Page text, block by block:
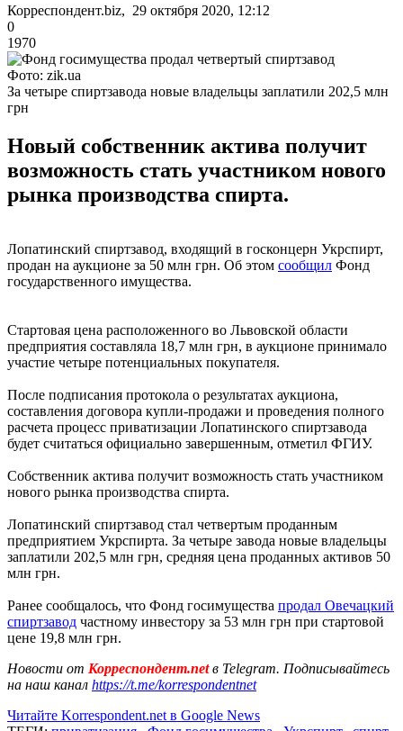
Корреспондент.biz, 29 октября 2020, 12:12
0
1970
Фото: zik.ua
За четыре спиртзавода новые владельцы заплатили 202,5 млн
грн
Новый собственник актива получит
возможность стать участником нового
рынка производства спирта.
Лопатинский спиртзавод, входящий в госконцерн Укрспирт,
продан на аукционе за 50 млн грн. Об этом сообщил Фонд
государственного имущества.
Стартовая цена расположенного во Львовской области
предприятия составляла 18,7 млн грн, в аукционе принимало
участие четыре потенциальных покупателя.
После подписания протокола о результатах аукциона,
составления договора купли-продажи и проведения полного
расчета процесс приватизации Лопатинского спиртзавода
будет считаться официально завершенным, отметил ФГИУ.
Собственник актива получит возможность стать участником
нового рынка производства спирта.
Лопатинский спиртзавод стал четвертым проданным
предприятием Укрспирта. За четыре завода новые владельцы
заплатили 202,5 млн грн, средняя цена проданных активов 50
млн грн.
Ранее сообщалось, что Фонд госимущества продал Овечацкий
спиртзавод частному инвестору за 53 млн грн при стартовой
цене 19,8 млн грн.
Новости от Корреспондент.netв Telegram. Подписывайтесь
на наш канал https://t.me/korrespondentnet
Читайте Korrespondent.net в Google News